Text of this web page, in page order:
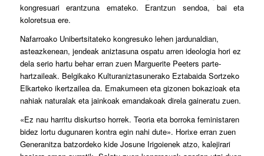
kongresuari erantzuna emateko. Erantzun sendoa, bai eta
koloretsua ere.
Nafarroako Unibertsitateko kongresuko lehen jardunaldian,
asteazkenean, jendeak aniztasuna ospatu arren ideologia hori ez
dela serio hartu behar erran zuen Marguerite Peeters parte-
hartzaileak. Belgikako Kulturaniztasunerako Eztabaida Sortzeko
Elkarteko ikertzailea da. Emakumeen eta gizonen bokazioak eta
nahiak naturalak eta jainkoak emandakoak direla gaineratu zuen.
«Ez nau harritu diskurtso horrek. Teoria eta borroka feministaren
bidez lortu dugunaren kontra egin nahi dute». Horixe erran zuen
Generanitza batzordeko kide Josune Irigoienek atzo, kalejirari